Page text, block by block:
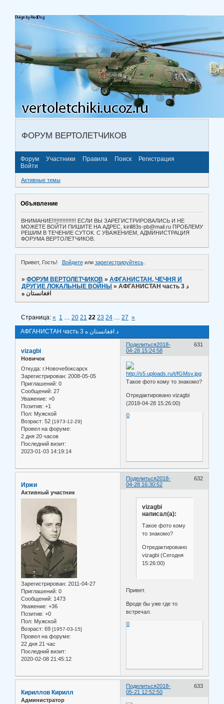
ФОРУМ ВЕРТОЛЕТЧИКОВ
Форум Участники Правила Поиск
Регистрация
Войти
Активные темы
Объявление
ВНИМАНИЕ!!!!!!!!!!!!!!!! ЕСЛИ ВЫ ЗАРЕГИСТРИРОВАЛИСЬ И НЕ
МОЖЕТЕ ВОЙТИ ПИШИТЕ НА АДРЕС, kirill83s-pb@mail.ru ПРОБЛЕМУ
РЕШИМ В ТЕЧЕНИЕ СУТОК. С УВАЖЕНИЕМ, АДМИНИСТРАЦИЯ
ФОРУМА ВЕРТОЛЕТЧИКОВ.
Привет, Гость! Войдитеили зарегистрируйтесь.
»ФОРУМ ВЕРТОЛЕТЧИКОВ »АФГАНИСТАН, ЧЕЧНЯ И
ДРУГИЕ ЛОКАЛЬНЫЕ ВОЙНЫ »АФГАНИСТАН часть 3 د
افغانستان ه
АФГАНИСТАН часть 3 د افغانستان ه
Страница:« 1 … 20 21 22 23 24 … 27 »
Поделиться 631
2018-
04-28 15:24:58
vizagbi
Новичок
Откуда: г.Новочебоксарск
Зарегистрирован: 2008-05-05
Приглашений: 0
Сообщений: 27
Уважение: +0
Позитив: +1
Пол: Мужской
Возраст: 52 [1973-12-29]
Провел на форуме:
2 дня 20 часов
Последний визит:
2023-01-03 14:19:14
Такое фото кому то знакомо?
Отредактировано vizagbi
(2018-04-28 15:26:00)
0
Поделиться 632
2018-
04-28 16:30:52
Иржи
Активный участник
Зарегистрирован: 2011-04-27
Приглашений: 0
Сообщений: 1473
Уважение: +36
Позитив: +0
Пол: Мужской
Возраст: 69 [1957-03-15]
Провел на форуме:
22 дня 21 час
Последний визит:
2020-02-08 21:45:12
vizagbi
написал(а):
Такое фото кому
то знакомо?
Отредактировано
vizagbi (Сегодня
15:26:00)
Привет.
Вроде бы уже где то
встречал.
0
Поделиться 633
2018-
05-21 12:52:50
Кириллов Кирилл
Администратор